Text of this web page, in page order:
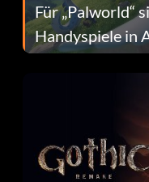
Für „Palworld“
Handyspiele in
dafür.